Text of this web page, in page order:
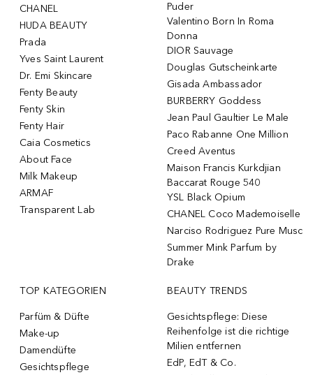
CHANEL
HUDA BEAUTY
Prada
Yves Saint Laurent
Dr. Emi Skincare
Fenty Beauty
Fenty Skin
Fenty Hair
Caia Cosmetics
About Face
Milk Makeup
ARMAF
Transparent Lab
Puder
Valentino Born In Roma
Donna
DIOR Sauvage
Douglas Gutscheinkarte
Gisada Ambassador
BURBERRY Goddess
Jean Paul Gaultier Le Male
Paco Rabanne One Million
Creed Aventus
Maison Francis Kurkdjian
Baccarat Rouge 540
YSL Black Opium
CHANEL Coco Mademoiselle
Narciso Rodriguez Pure Musc
Summer Mink Parfum by
Drake
TOP KATEGORIEN
Parfüm & Düfte
Make-up
Damendüfte
Gesichtspflege
BEAUTY TRENDS
Gesichtspflege: Diese
Reihenfolge ist die richtige
Milien entfernen
EdP, EdT & Co.